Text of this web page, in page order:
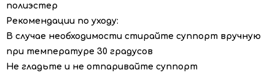
полиэстер
Рекомендации по уходу:
В случае необходимости стирайте суппорт вручную
при температуре 30 градусов
Не гладьте и не отпаривайте суппорт